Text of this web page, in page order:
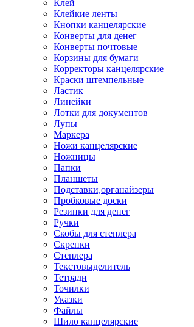
Клей
Клейкие ленты
Кнопки канцелярские
Конверты для денег
Конверты почтовые
Корзины для бумаги
Корректоры канцелярские
Краски штемпельные
Ластик
Линейки
Лотки для документов
Лупы
Маркера
Ножи канцелярские
Ножницы
Папки
Планшеты
Подставки,органайзеры
Пробковые доски
Резинки для денег
Ручки
Скобы для степлера
Скрепки
Степлера
Текстовыделитель
Тетради
Точилки
Указки
Файлы
Шило канцелярские